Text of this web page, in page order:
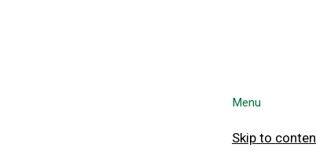
Menu
Skip to